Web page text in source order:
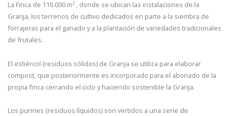
La Finca de 110.000 m² , donde se ubican las instalaciones de la
Granja, los terrenos de cultivo dedicados en parte a la siembra de
forrajeras para el ganado y a la plantación de variedades tradicionales
de frutales.
El estiércol (residuos sólidos) de Granja se utiliza para elaborar
compost, que posteriormente es incorporado para el abonado de la
propia finca cerrando el ciclo y haciendo sostenible la Granja.
Los purines (residuos líquidos) son vertidos a una serie de